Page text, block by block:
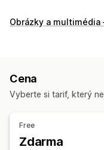
Typy ikon
Animace
Responzivní design
Pozice ikon
Ruční pozice
Obrázky a multimédia
Cena
Vyberte si tarif, který
Free
Zdarma